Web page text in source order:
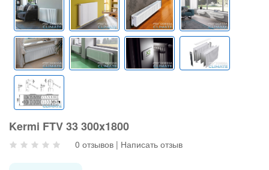
Kermi FTV 33 300x1800
0 отзывов | Написать отзыв